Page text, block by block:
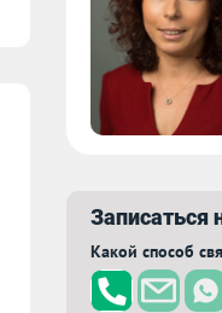
Записаться
Какой способ